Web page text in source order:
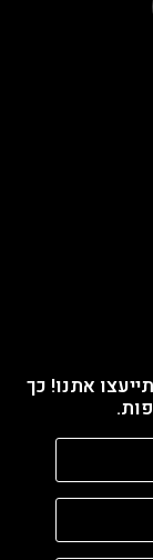
אתנו! כך